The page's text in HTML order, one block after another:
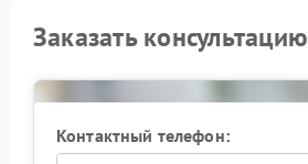
Заказать консультацию
Контактный телефон: